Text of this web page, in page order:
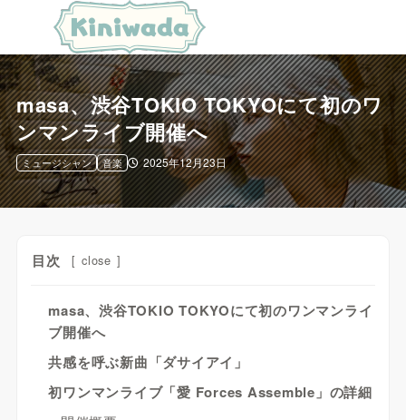
masa、渋谷TOKIO TOKYOにて初のワ
ンマンライブ開催へ
2025年12月23日
ミュージシャン 音楽
目次 [ close ]
masa、渋谷TOKIO TOKYOにて初のワンマンライ
ブ開催へ
共感を呼ぶ新曲「ダサイアイ」
初ワンマンライブ「愛 Forces Assemble」の詳細